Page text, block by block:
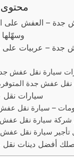
جدة – العفش على
وسهّلها
جدة – عربيات على
سيارة نقل عفش
نقل عفش جدة
سيارات
– سيارة نقل
سيارة نقل
تأجير سيارة نقل